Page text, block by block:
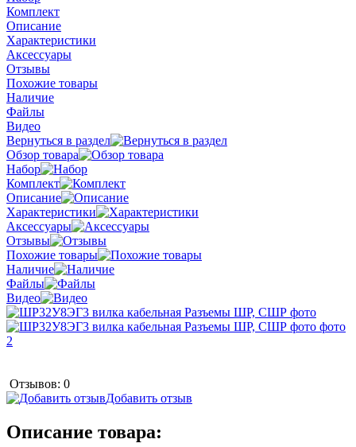
Комплект
Описание
Характеристики
Аксессуары
Отзывы
Похожие товары
Наличие
Файлы
Видео
Вернуться в раздел
Обзор товара
Набор
Комплект
Описание
Характеристики
Аксессуары
Отзывы
Похожие товары
Наличие
Файлы
Видео
Отзывов: 0
Добавить отзыв
Описание товара: